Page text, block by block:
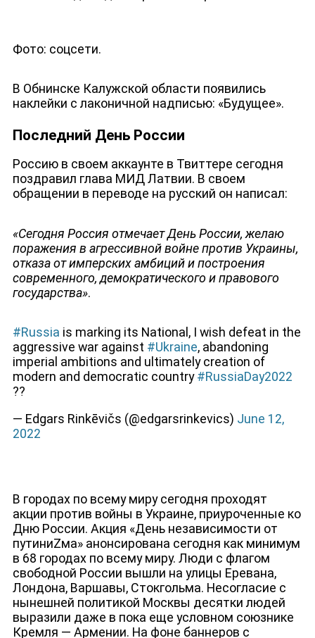
Фото: соцсети.
В Обнинске Калужской области появились
наклейки с лаконичной надписью: «Будущее».
Последний День России
Россию в своем аккаунте в Твиттере сегодня
поздравил глава МИД Латвии. В своем
обращении в переводе на русский он написал:
«Сегодня Россия отмечает День России, желаю
поражения в агрессивной войне против Украины,
отказа от имперских амбиций и построения
современного, демократического и правового
государства».
#Russia is marking its National, I wish defeat in the
aggressive war against #Ukraine, abandoning
imperial ambitions and ultimately creation of
modern and democratic country#RussiaDay2022
??
— Edgars Rinkēvičs (@edgarsrinkevics) June 12,
2022
В городах по всему миру сегодня проходят
акции против войны в Украине, приуроченные ко
Дню России. Акция «День независимости от
путиниZма» анонсирована сегодня как минимум
в 68 городах по всему миру. Люди с флагом
свободной России вышли на улицы Еревана,
Лондона, Варшавы, Стокгольма. Несогласие с
нынешней политикой Москвы десятки людей
выразили даже в пока еще условном союзнике
Кремля — Армении. На фоне баннеров с